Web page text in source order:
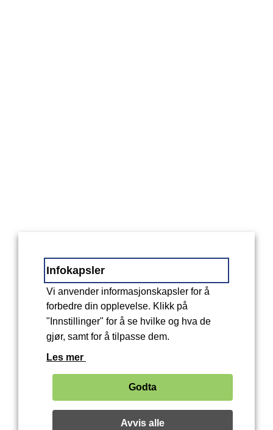
Infokapsler
Vi anvender informasjonskapsler for å
forbedre din opplevelse. Klikk på
"Innstillinger" for å se hvilke og hva de
gjør, samt for å tilpasse dem.
Les mer
Godta
Avvis alle